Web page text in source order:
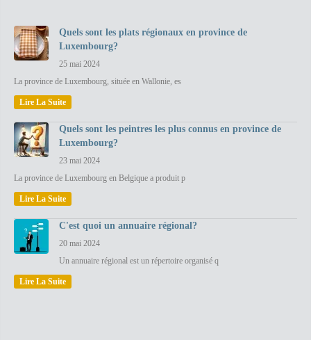
Quels sont les plats régionaux en province de
Luxembourg?
25 mai 2024
La province de Luxembourg, située en Wallonie, es
Lire La Suite
Quels sont les peintres les plus connus en province de
Luxembourg?
23 mai 2024
La province de Luxembourg en Belgique a produit p
Lire La Suite
C'est quoi un annuaire régional?
20 mai 2024
Un annuaire régional est un répertoire organisé q
Lire La Suite